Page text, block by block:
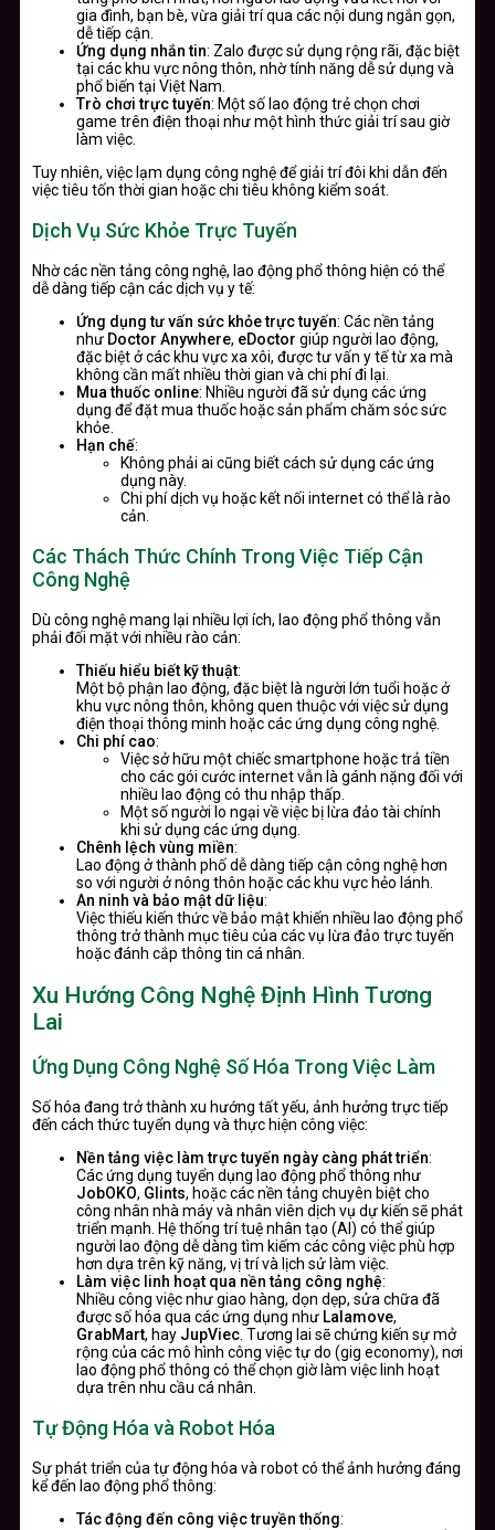
gia đình, bạn bè, vừa giải trí qua các nội dung ngắn gọn,
dễ tiếp cận.
Ứng dụng nhắn tin: Zalo được sử dụng rộng rãi, đặc biệt
tại các khu vực nông thôn, nhờ tính năng dễ sử dụng và
phổ biến tại Việt Nam.
Trò chơi trực tuyến: Một số lao động trẻ chọn chơi
game trên điện thoại như một hình thức giải trí sau giờ
làm việc.
Tuy nhiên, việc lạm dụng công nghệ để giải trí đôi khi dẫn đến
việc tiêu tốn thời gian hoặc chi tiêu không kiểm soát.
Dịch Vụ Sức Khỏe Trực Tuyến
Nhờ các nền tảng công nghệ, lao động phổ thông hiện có thể
dễ dàng tiếp cận các dịch vụ y tế:
Ứng dụng tư vấn sức khỏe trực tuyến: Các nền tảng
như Doctor Anywhere, eDoctor giúp người lao động,
đặc biệt ở các khu vực xa xôi, được tư vấn y tế từ xa mà
không cần mất nhiều thời gian và chi phí đi lại.
Mua thuốc online: Nhiều người đã sử dụng các ứng
dụng để đặt mua thuốc hoặc sản phẩm chăm sóc sức
khỏe.
Hạn chế:
Không phải ai cũng biết cách sử dụng các ứng
dụng này.
Chi phí dịch vụ hoặc kết nối internet có thể là rào
cản.
Các Thách Thức Chính Trong Việc Tiếp Cận
Công Nghệ
Dù công nghệ mang lại nhiều lợi ích, lao động phổ thông vẫn
phải đối mặt với nhiều rào cản:
Thiếu hiểu biết kỹ thuật:
Một bộ phận lao động, đặc biệt là người lớn tuổi hoặc ở
khu vực nông thôn, không quen thuộc với việc sử dụng
điện thoại thông minh hoặc các ứng dụng công nghệ.
Chi phí cao:
Việc sở hữu một chiếc smartphone hoặc trả tiền
cho các gói cước internet vẫn là gánh nặng đối với
nhiều lao động có thu nhập thấp.
Một số người lo ngại về việc bị lừa đảo tài chính
khi sử dụng các ứng dụng.
Chênh lệch vùng miền:
Lao động ở thành phố dễ dàng tiếp cận công nghệ hơn
so với người ở nông thôn hoặc các khu vực hẻo lánh.
An ninh và bảo mật dữ liệu:
Việc thiếu kiến thức về bảo mật khiến nhiều lao động phổ
thông trở thành mục tiêu của các vụ lừa đảo trực tuyến
hoặc đánh cắp thông tin cá nhân.
Xu Hướng Công Nghệ Định Hình Tương
Lai
Ứng Dụng Công Nghệ Số Hóa Trong Việc Làm
Số hóa đang trở thành xu hướng tất yếu, ảnh hưởng trực tiếp
đến cách thức tuyển dụng và thực hiện công việc:
Nền tảng việc làm trực tuyến ngày càng phát triển:
Các ứng dụng tuyển dụng lao động phổ thông như
JobOKO, Glints, hoặc các nền tảng chuyên biệt cho
công nhân nhà máy và nhân viên dịch vụ dự kiến sẽ phát
triển mạnh. Hệ thống trí tuệ nhân tạo (AI) có thể giúp
người lao động dễ dàng tìm kiếm các công việc phù hợp
hơn dựa trên kỹ năng, vị trí và lịch sử làm việc.
Làm việc linh hoạt qua nền tảng công nghệ:
Nhiều công việc như giao hàng, dọn dẹp, sửa chữa đã
được số hóa qua các ứng dụng như Lalamove,
GrabMart, hay JupViec . Tương lai sẽ chứng kiến sự mở
rộng của các mô hình công việc tự do (gig economy), nơi
lao động phổ thông có thể chọn giờ làm việc linh hoạt
dựa trên nhu cầu cá nhân.
Tự Động Hóa và Robot Hóa
Sự phát triển của tự động hóa và robot có thể ảnh hưởng đáng
kể đến lao động phổ thông:
Tác động đến công việc truyền thống: